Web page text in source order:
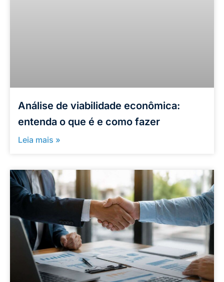
Análise de viabilidade econômica:
entenda o que é e como fazer
Leia mais »